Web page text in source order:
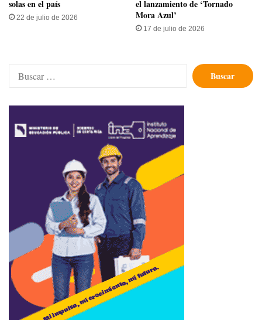
solas en el país
22 de julio de 2026
el lanzamiento de ‘Tornado
Mora Azul’
17 de julio de 2026
Buscar: